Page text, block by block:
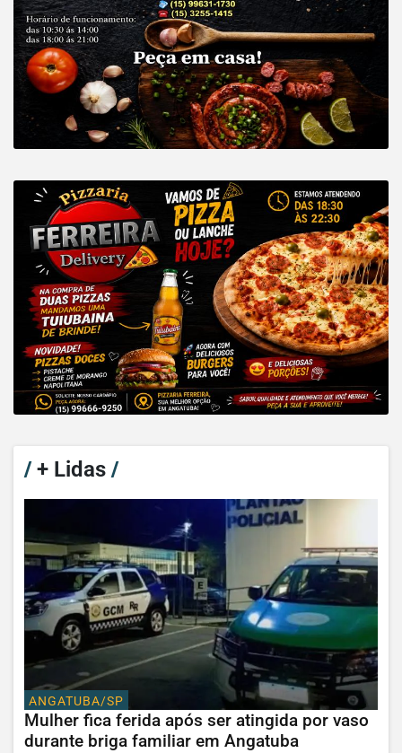
/+ Lidas /
ANGATUBA/SP
Mulher fica ferida após ser atingida por vaso
durante briga familiar em Angatuba